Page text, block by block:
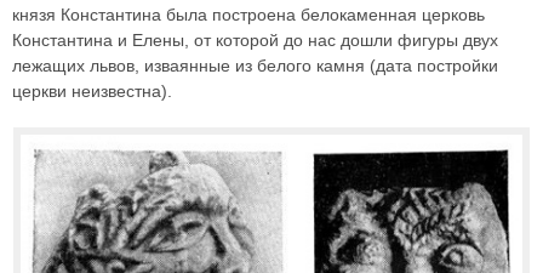
князя Константина была построена белокаменная церковь
Константина и Елены, от которой до нас дошли фигуры двух
лежащих львов, изваянные из белого камня (дата постройки
церкви неизвестна).